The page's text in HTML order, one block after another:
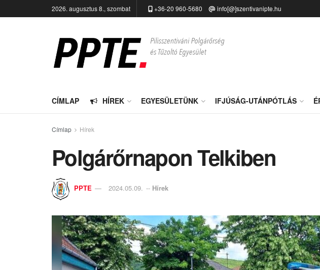
2026. augusztus 8., szombat +36-20 960-5680 info[@]szentivanipte.hu
CÍMLAP HÍREK EGYESÜLETÜNK IFJÚSÁG-UTÁNPÓTLÁS
Címlap Hírek
Polgárőrnapon Telkiben
PPTE 2024.05.09. -- Hírek